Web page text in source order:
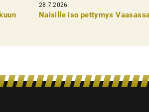
28.7.2026
Naisille iso pettymys